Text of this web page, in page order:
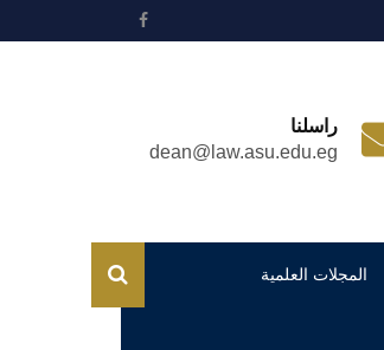
راسلنا
dean@law.asu.edu.eg
المجلات العلمية